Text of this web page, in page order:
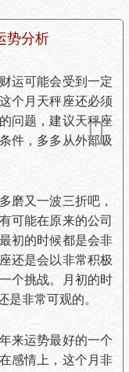
势分析
运可能会受到一定
个月天秤座还必须
问题，建议天秤座
件，多多从外部吸
磨又一波三折吧，
可能在原来的公司
初的时候都是会非
还是会以非常积极
个挑战。月初的时
是非常可观的。
来运势最好的一个
感情上，这个月非